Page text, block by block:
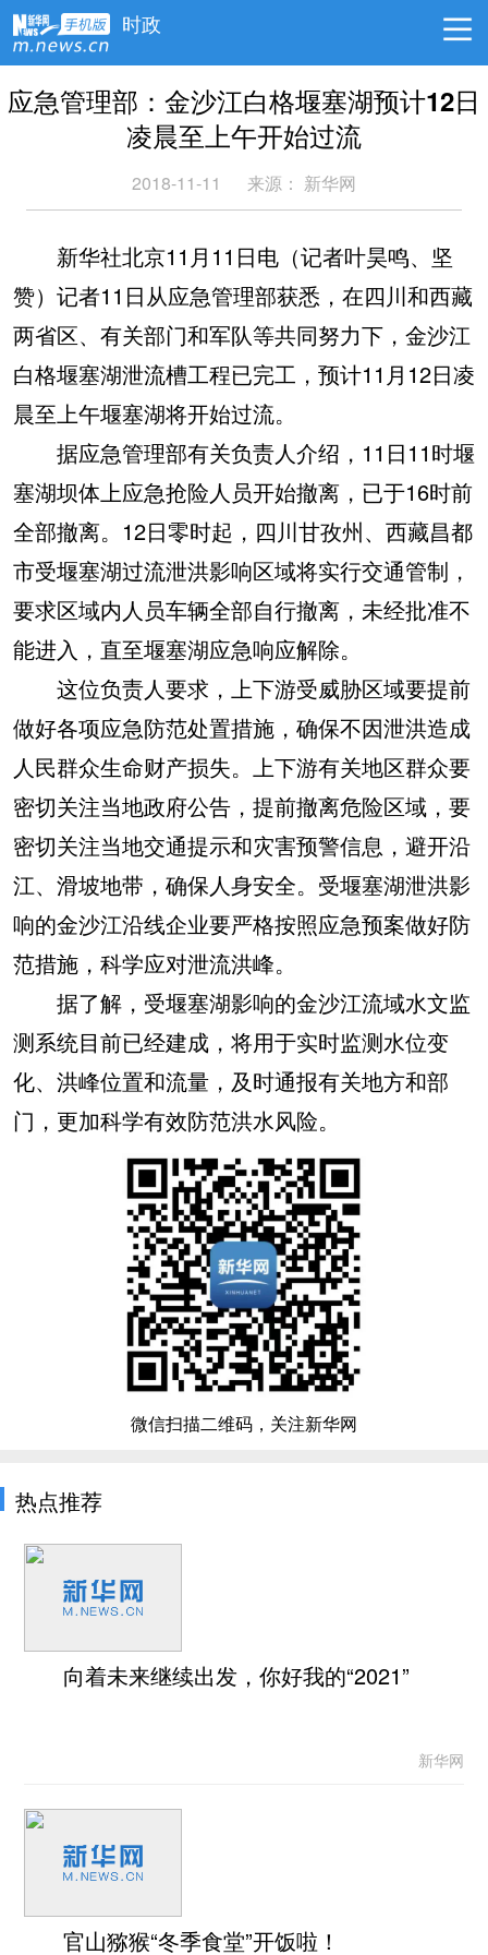
时政
应急管理部：金沙江白格堰塞湖预计12日
凌晨至上午开始过流
2018-11-11 来源： 新华网
新华社北京11月11日电（记者叶昊鸣、坚
赞）记者11日从应急管理部获悉，在四川和西藏
两省区、有关部门和军队等共同努力下，金沙江
白格堰塞湖泄流槽工程已完工，预计11月12日凌
晨至上午堰塞湖将开始过流。
据应急管理部有关负责人介绍，11日11时堰
塞湖坝体上应急抢险人员开始撤离，已于16时前
全部撤离。12日零时起，四川甘孜州、西藏昌都
市受堰塞湖过流泄洪影响区域将实行交通管制，
要求区域内人员车辆全部自行撤离，未经批准不
能进入，直至堰塞湖应急响应解除。
这位负责人要求，上下游受威胁区域要提前
做好各项应急防范处置措施，确保不因泄洪造成
人民群众生命财产损失。上下游有关地区群众要
密切关注当地政府公告，提前撤离危险区域，要
密切关注当地交通提示和灾害预警信息，避开沿
江、滑坡地带，确保人身安全。受堰塞湖泄洪影
响的金沙江沿线企业要严格按照应急预案做好防
范措施，科学应对泄流洪峰。
据了解，受堰塞湖影响的金沙江流域水文监
测系统目前已经建成，将用于实时监测水位变
化、洪峰位置和流量，及时通报有关地方和部
门，更加科学有效防范洪水风险。
微信扫描二维码，关注新华网
热点推荐
向着未来继续出发，你好我的“2021”
新华网
官山猕猴“冬季食堂”开饭啦！